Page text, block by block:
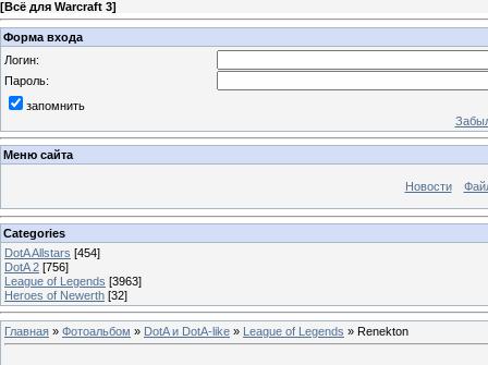
[Всё для Warcraft 3]
Форма входа
Логин:
Пароль:
запомнить
Меню сайта
Новости
Categories
DotA Allstars [454]
DotA 2 [756]
League of Legends [3963]
Heroes of Newerth [32]
Главная » Фотоальбом » DotA и DotA-like » League of Legends » Renekton